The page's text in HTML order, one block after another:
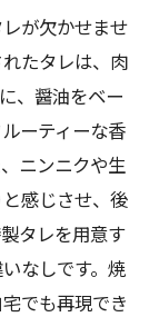
が欠かせませ
たタレは、肉
、醤油をベー
ーティーな香
ニンニクや生
感じさせ、後
タレを用意す
なしです。焼
でも再現でき